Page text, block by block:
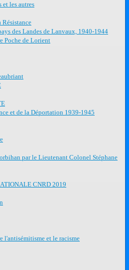
les autres
Résistance
des Landes de Lanvaux, 1940-1944
Poche de Lorient
et de la Déportation 1939-1945
par le Lieutenant Colonel Stéphane
CNRD 2019
l'antisémitisme et le racisme